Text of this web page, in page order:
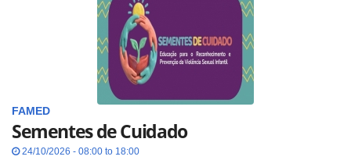
FAMED
Sementes de Cuidado
24/10/2026 - 08:00 to 18:00